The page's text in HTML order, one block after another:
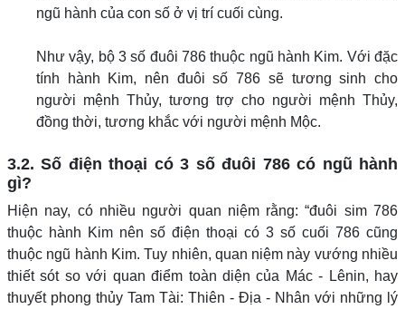
ngũ hành của con số ở vị trí cuối cùng.
Như vậy, bộ 3 số đuôi 786 thuộc ngũ hành Kim. Với đặc
tính hành Kim, nên đuôi số 786 sẽ tương sinh cho
người mệnh Thủy, tương trợ cho người mệnh Thủy,
đồng thời, tương khắc với người mệnh Mộc.
3.2. Số điện thoại có 3 số đuôi 786 có ngũ hành
gì?
Hiện nay, có nhiều người quan niệm rằng: “đuôi sim 786
thuộc hành Kim nên số điện thoại có 3 số cuối 786 cũng
thuộc ngũ hành Kim. Tuy nhiên, quan niệm này vướng nhiều
thiết sót so với quan điểm toàn diện của Mác - Lênin, hay
thuyết phong thủy Tam Tài: Thiên - Địa - Nhân với những lý